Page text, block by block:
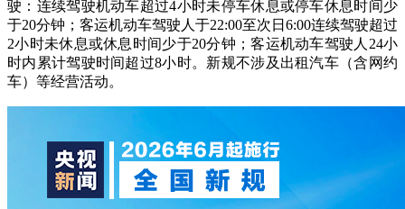
驶：连续驾驶机动车超过4小时未停车休息或停车休息时间少
于20分钟；客运机动车驾驶人于22:00至次日6:00连续驾驶超过
2小时未休息或休息时间少于20分钟；客运机动车驾驶人24小
时内累计驾驶时间超过8小时。新规不涉及出租汽车（含网约
车）等经营活动。